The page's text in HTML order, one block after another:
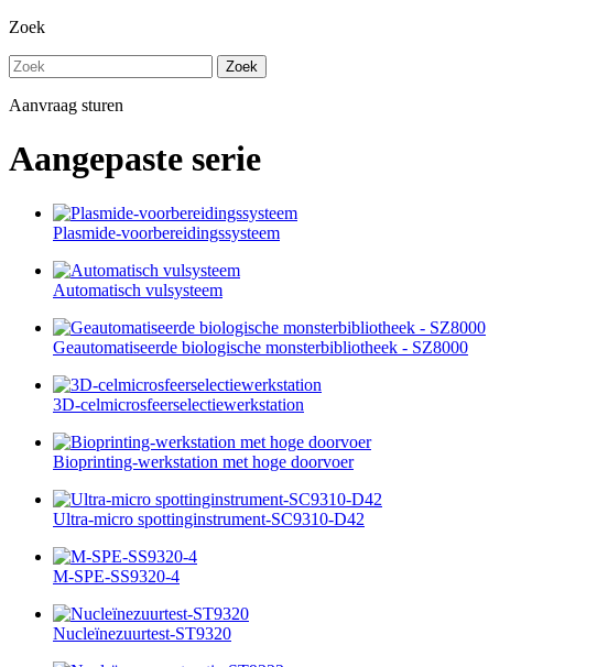
Zoek
Zoek
Aanvraag sturen
Aangepaste serie
Plasmide-voorbereidingssysteem
Automatisch vulsysteem
Geautomatiseerde biologische monsterbibliotheek - SZ8000
3D-celmicrosfeerselectiewerkstation
Bioprinting-werkstation met hoge doorvoer
Ultra-micro spottinginstrument-SC9310-D42
M-SPE-SS9320-4
Nucleïnezuurtest-ST9320